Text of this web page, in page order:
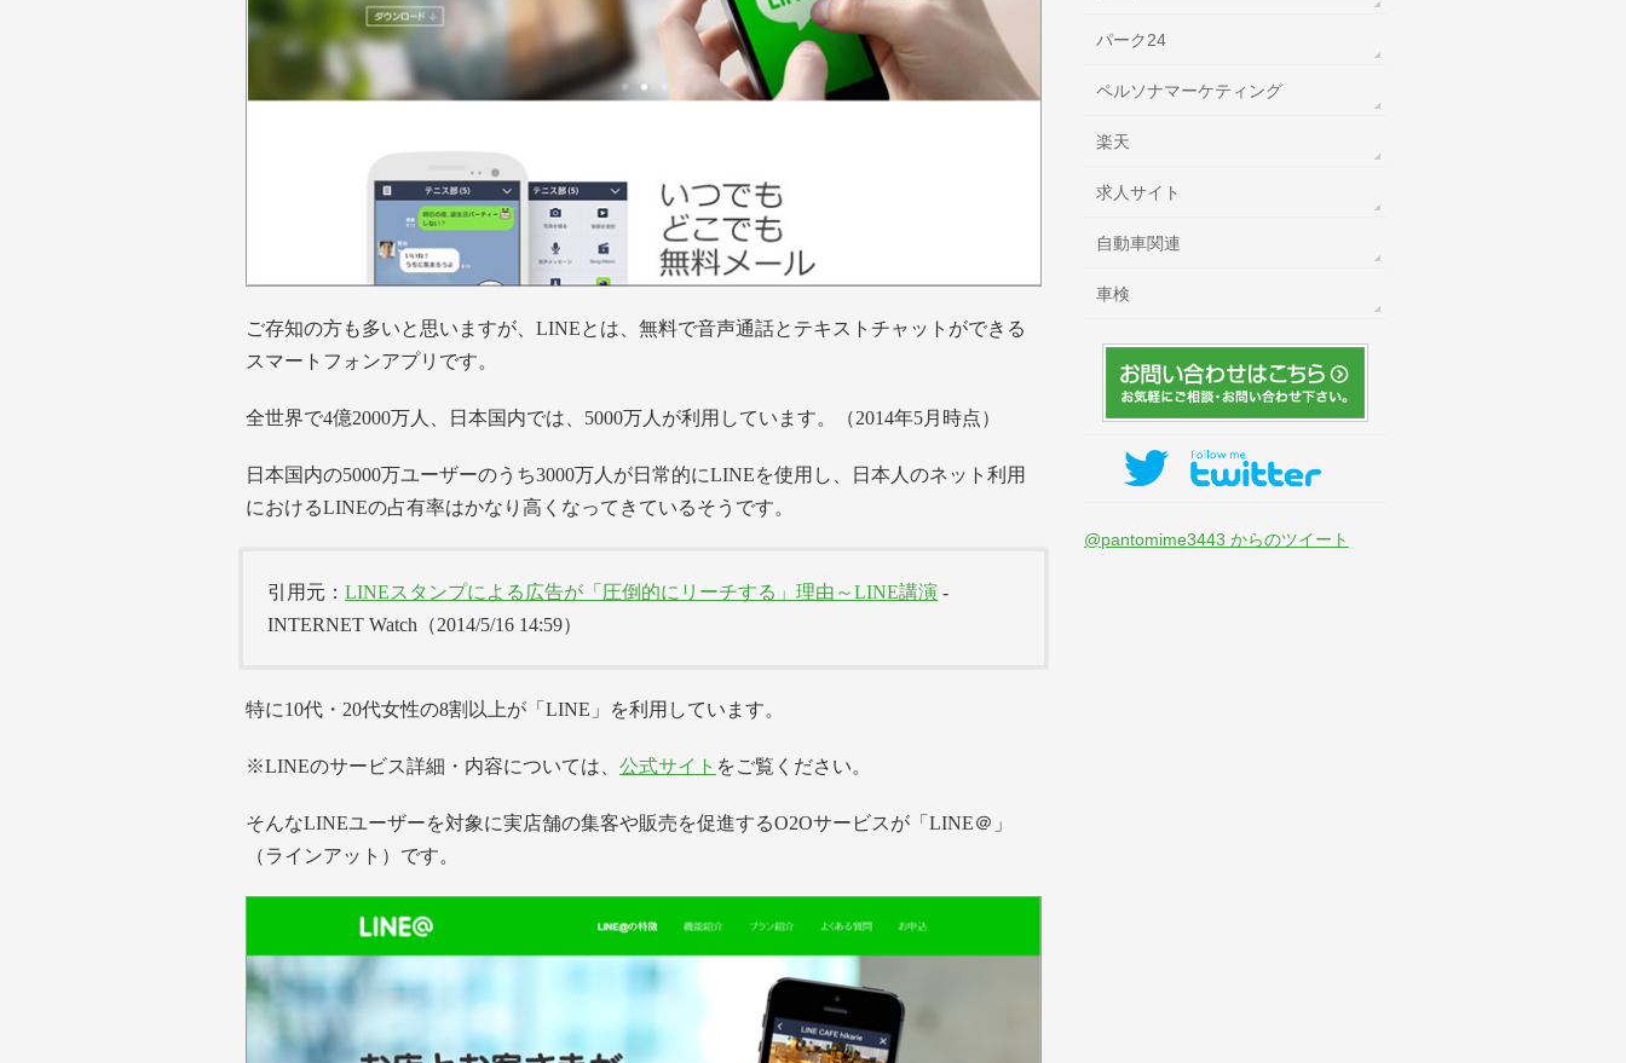
ご存知の方も多いと思いますが、LINEとは、無料で音声通話とテキストチャットができる
スマートフォンアプリです。
全世界で4億2000万人、日本国内では、5000万人が利用しています。（2014年5月時点）
日本国内の5000万ユーザーのうち3000万人が日常的にLINEを使用し、日本人のネット利用
におけるLINEの占有率はかなり高くなってきているそうです。
引用元： LINEスタンプによる広告が「圧倒的にリーチする」理由～LINE講演 -
INTERNET Watch（2014/5/16 14:59）
特に10代・20代女性の8割以上が「LINE」を利用しています。
※LINEのサービス詳細・内容については、 公式サイト をご覧ください。
そんなLINEユーザーを対象に実店舗の集客や販売を促進するO2Oサービスが「LINE＠」
（ラインアット）です。
パーク24
ペルソナマーケティング
楽天
求人サイト
自動車関連
車検
@pantomime3443 からのツイート